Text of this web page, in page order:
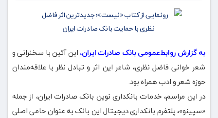
به گزارش روابط‌عمومی بانک صادرات ایران،این آئین با سخنرانی و
شعر خوانی فاضل نظری، شاعر این اثر و تبادل نظر با علاقه‌مندان
حوزه شعر و ادب همراه بود.
در این مراسم، خدمات بانکداری نوین بانک صادرات ایران، از جمله
«سپینو»، پلتفرم بانکداری دیجیتال این بانک به عنوان حامی اصلی